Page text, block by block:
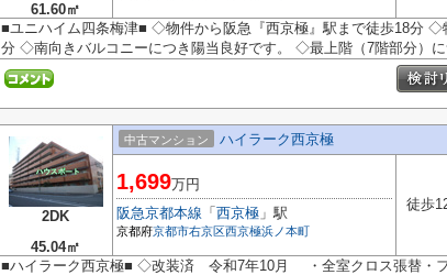
61.60㎡
■ユニハイム四条梅津■ ◇物件から阪急『西京極』駅まで徒歩18分 ◇
分 ◇南向きバルコニーにつき陽当良好です。 ◇最上階（7階部分）
2DK
45.04㎡
中古マンション ハイラーク西京極
1,699万円
阪急京都本線 「 西京極 」駅
京都府京都市右京区西京極浜ノ本町
徒歩
■ハイラーク西京極■ ◇改装済 令和7年10月 ・全室クロス張替・フ